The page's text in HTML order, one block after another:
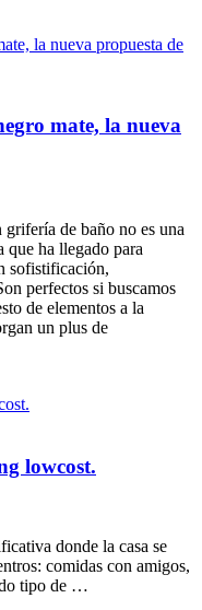
mate, la nueva
de baño no es una
que ha llegado para
sofistificación,
perfectos si buscamos
de elementos a la
un plus de
lowcost.
donde la casa se
comidas con amigos,
tipo de …